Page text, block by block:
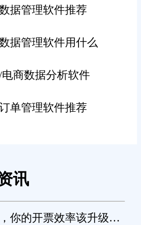
据管理软件推荐
据管理软件用什么
商数据分析软件
单管理软件推荐
讯
你的开票效率该升级